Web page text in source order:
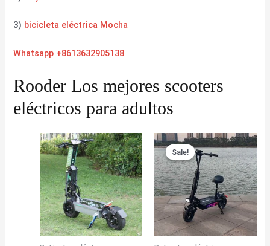
3) bicicleta eléctrica Mocha
Whatsapp +8613632905138
Rooder Los mejores scooters
eléctricos para adultos
Sale!
Sale!